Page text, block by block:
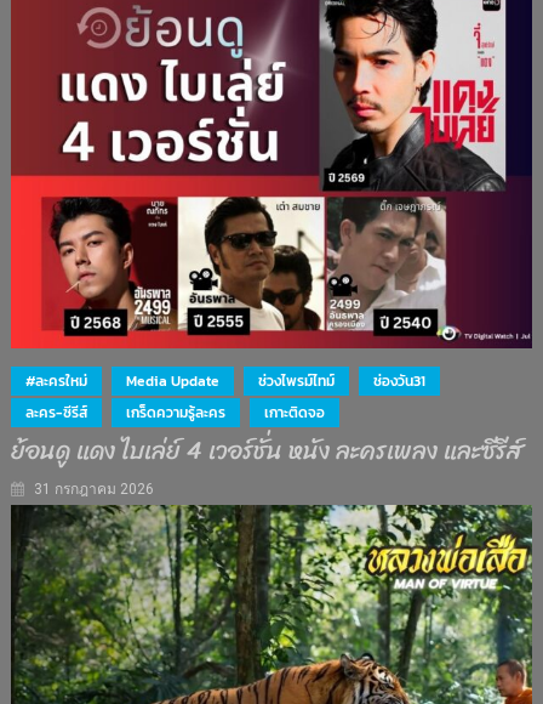
#ละครใหม่ Media Update ช่วงไพรม์ไทม์
ช่องวัน31
ละคร-ซีรีส์
เกร็ดความรู้ละคร เกาะติดจอ
ย้อนดู แดง ไบเล่ย์ 4 เวอร์ชั่น หนัง ละครเพลง และซีรีส์
31 กรกฎาคม 2026